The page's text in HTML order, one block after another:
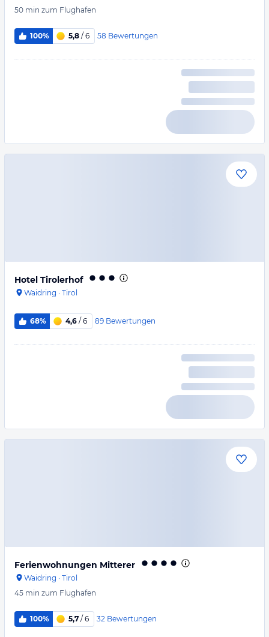
50 min zum Flughafen
100% 5,8 / 6 58 Bewertungen
Hotel Tirolerhof
Waidring · Tirol
68% 4,6 / 6 89 Bewertungen
Ferienwohnungen Mitterer
Waidring · Tirol
45 min zum Flughafen
100% 5,7 / 6 32 Bewertungen